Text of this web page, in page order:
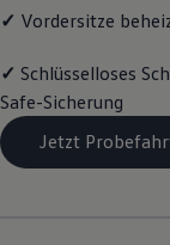
Digitale
✓ Vordersitze
✓ Schlüsselloses
Safe-Sicherung
Jetzt